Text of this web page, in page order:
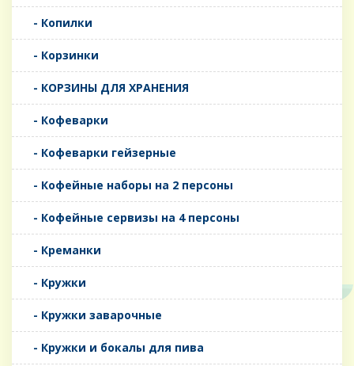
- Копилки
- Корзинки
- КОРЗИНЫ ДЛЯ ХРАНЕНИЯ
- Кофеварки
- Кофеварки гейзерные
- Кофейные наборы на 2 персоны
- Кофейные сервизы на 4 персоны
- Креманки
- Кружки
- Кружки заварочные
- Кружки и бокалы для пива